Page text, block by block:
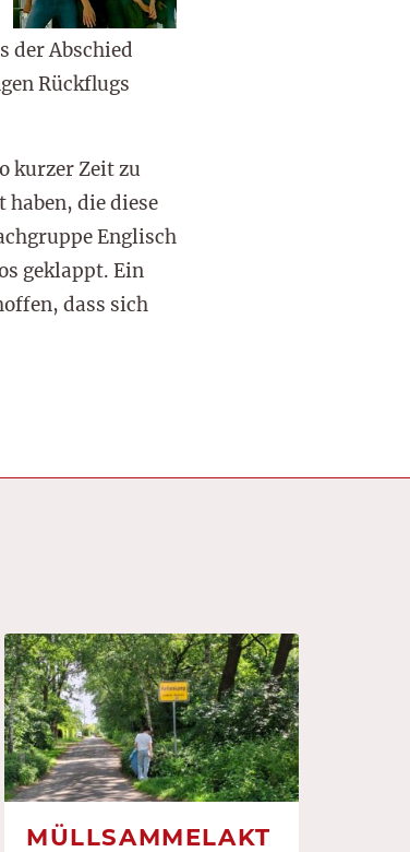
der Abschied
Rückflugs
kurzer Zeit zu
haben, die diese
Englisch
geklappt. Ein
dass sich
MÜLLSAMMELAKT